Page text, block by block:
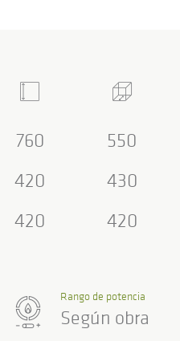
760 550
420 430
420 420
Rango de potencia
Según obra